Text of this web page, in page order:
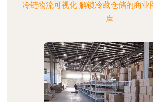
冷链物流可视化 解锁冷藏仓储的商业
库